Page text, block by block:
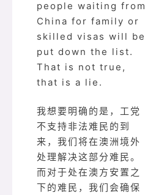
people waiting from
China for family or
skilled visas will be
put down the list.
That is not true,
that is a lie.
我想要明确的是，工党
不支持非法难民的到
来，我们将在澳洲境外
处理解决这部分难民。
而对于处在澳方安置之
下的难民，我们会确保